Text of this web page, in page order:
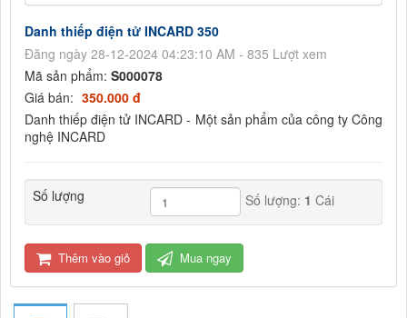
Danh thiếp điện tử INCARD 350
Đăng ngày 28-12-2024 04:23:10 AM - 835 Lượt xem
Mã sản phẩm: S000078
Giá bán: 350.000 đ
Danh thiếp điện tử INCARD - Một sản phẩm của công ty Công
nghệ INCARD
Số lượng Số lượng: 1 Cái
Thêm vào giỏ Mua ngay